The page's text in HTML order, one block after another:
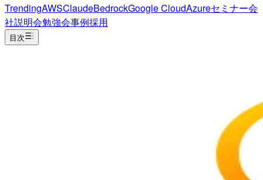
TrendingAWSClaudeBedrockGoogle CloudAzureセミナー会
社説明会勉強会事例採用
目次